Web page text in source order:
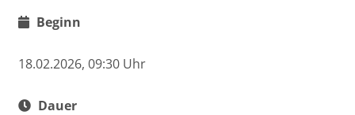
Beginn
18.02.2026, 09:30 Uhr
Dauer